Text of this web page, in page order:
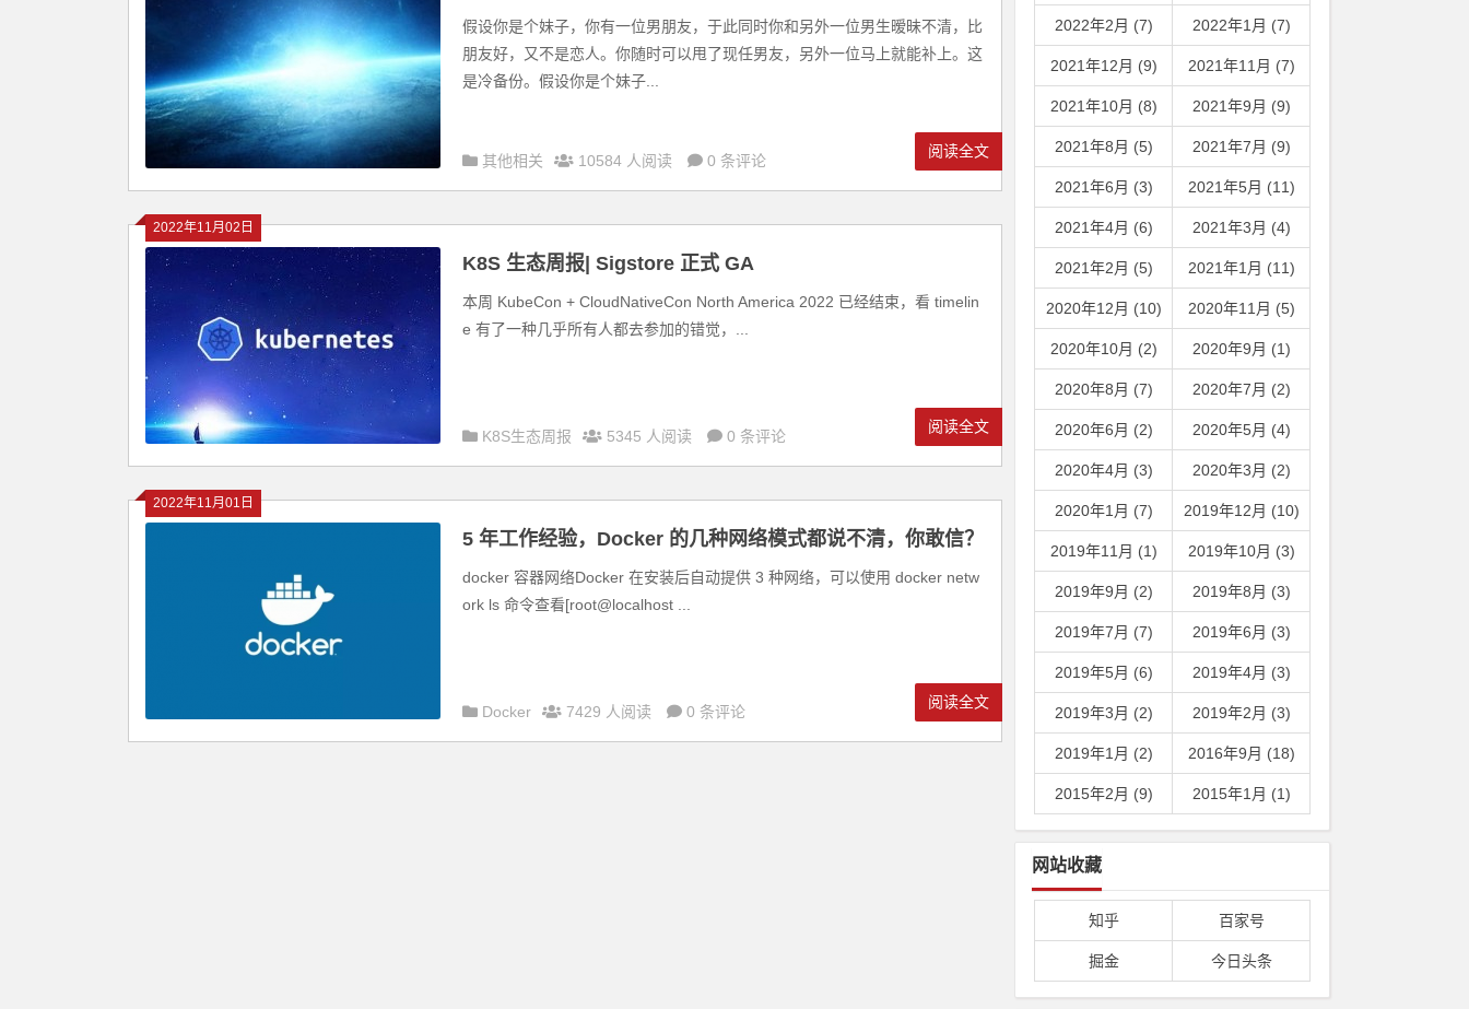
假设你是个妹子，你有一位男朋友，于此同时你和另外一位男生暧昧不清，比
朋友好，又不是恋人。你随时可以甩了现任男友，另外一位马上就能补上。这
是冷备份。假设你是个妹子...
其他相关 10584 人阅读 0 条评论
阅读全文
2022年11月02日
K8S 生态周报| Sigstore 正式 GA
本周 KubeCon + CloudNativeCon North America 2022 已经结束，看 timelin
e 有了一种几乎所有人都去参加的错觉，...
K8S生态周报 5345 人阅读 0 条评论
阅读全文
2022年11月01日
5 年工作经验，Docker 的几种网络模式都说不清，你敢信？
docker 容器网络Docker 在安装后自动提供 3 种网络，可以使用 docker netw
ork ls 命令查看[root@localhost ...
Docker 7429 人阅读 0 条评论
阅读全文
2022年2月 (7) 2022年1月 (7)
2021年12月 (9) 2021年11月 (7)
2021年10月 (8) 2021年9月 (9)
2021年8月 (5) 2021年7月 (9)
2021年6月 (3) 2021年5月 (11)
2021年4月 (6) 2021年3月 (4)
2021年2月 (5) 2021年1月 (11)
2020年12月 (10) 2020年11月 (5)
2020年10月 (2) 2020年9月 (1)
2020年8月 (7) 2020年7月 (2)
2020年6月 (2) 2020年5月 (4)
2020年4月 (3) 2020年3月 (2)
2020年1月 (7) 2019年12月 (10)
2019年11月 (1) 2019年10月 (3)
2019年9月 (2) 2019年8月 (3)
2019年7月 (7) 2019年6月 (3)
2019年5月 (6) 2019年4月 (3)
2019年3月 (2) 2019年2月 (3)
2019年1月 (2) 2016年9月 (18)
2015年2月 (9) 2015年1月 (1)
网站收藏
知乎 百家号
掘金 今日头条